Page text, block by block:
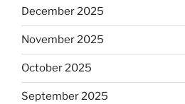
December 2025
November 2025
October 2025
September 2025